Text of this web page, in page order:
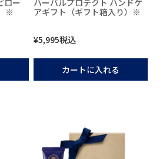
ロー
※
ハーバルプロテクト ハンドケ
アギフト（ギフト箱入り）※
¥5,995税込
カートに入れる